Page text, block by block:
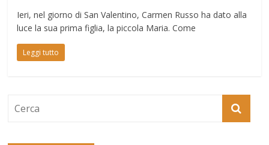
Ieri, nel giorno di San Valentino, Carmen Russo ha dato alla
luce la sua prima figlia, la piccola Maria. Come
Leggi tutto